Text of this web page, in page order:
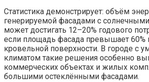
Статистика демонстрирует: объём
генерируемой фасадами с
может достигать 12–20% годового
если площадь фасада превышает 60%
кровельной поверхности. В городе с
климатом такие решения особенно
коммерческих объектах и жилых
большими остеклёнными фасадами.